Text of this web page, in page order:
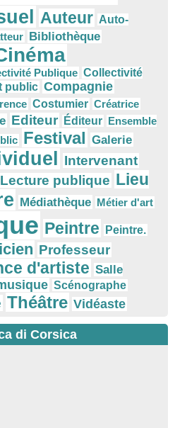
Auteur Auto-
Bibliothèque
Publique Collectivité
public Compagnie
Costumier Créatrice
Editeur Éditeur Ensemble
Festival Galerie
Intervenant
Lecture publique Lieu
Médiathèque Métier d'art
Peintre Peintre.
Professeur
d'artiste Salle
Scénographe
Théâtre Vidéaste
di Corsica